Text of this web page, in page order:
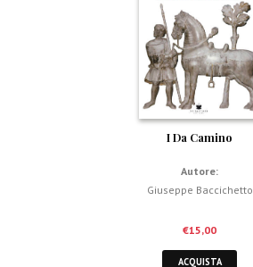
I Da Camino
Autore:
Giuseppe Baccichetto
€15,00
ACQUISTA